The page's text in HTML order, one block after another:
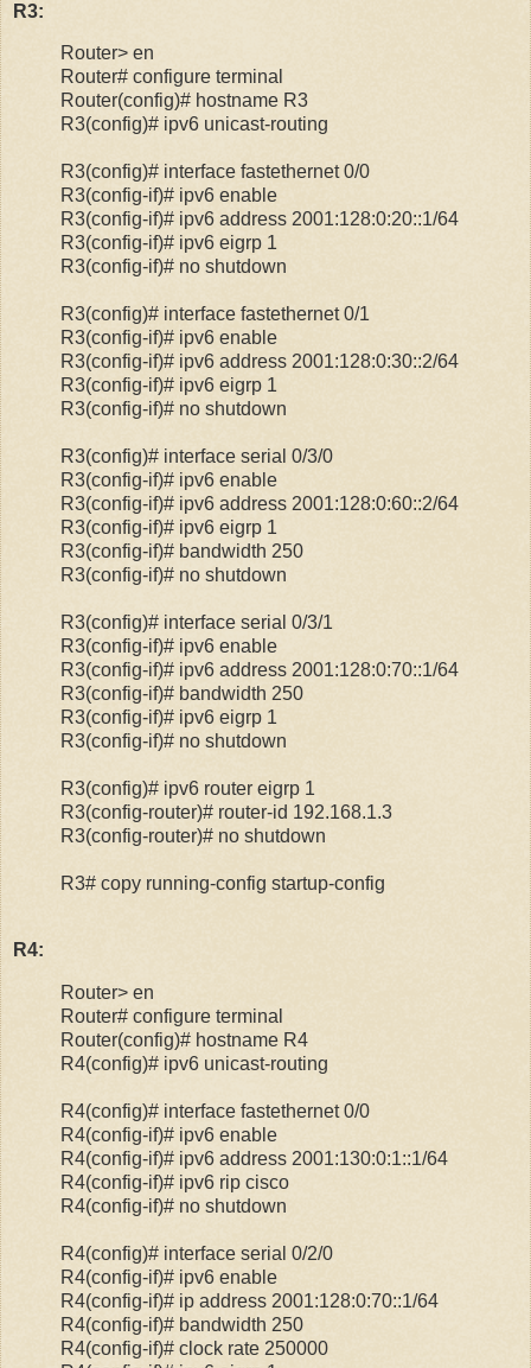
R3:
Router> en
Router# configure terminal
Router(config)# hostname R3
R3(config)# ipv6 unicast-routing
R3(config)# interface fastethernet 0/0
R3(config-if)# ipv6 enable
R3(config-if)# ipv6 address 2001:128:0:20::1/64
R3(config-if)# ipv6 eigrp 1
R3(config-if)# no shutdown
R3(config)# interface fastethernet 0/1
R3(config-if)# ipv6 enable
R3(config-if)# ipv6 address 2001:128:0:30::2/64
R3(config-if)# ipv6 eigrp 1
R3(config-if)# no shutdown
R3(config)# interface serial 0/3/0
R3(config-if)# ipv6 enable
R3(config-if)# ipv6 address 2001:128:0:60::2/64
R3(config-if)# ipv6 eigrp 1
R3(config-if)# bandwidth 250
R3(config-if)# no shutdown
R3(config)# interface serial 0/3/1
R3(config-if)# ipv6 enable
R3(config-if)# ipv6 address 2001:128:0:70::1/64
R3(config-if)# bandwidth 250
R3(config-if)# ipv6 eigrp 1
R3(config-if)# no shutdown
R3(config)# ipv6 router eigrp 1
R3(config-router)# router-id 192.168.1.3
R3(config-router)# no shutdown
R3# copy running-config startup-config
R4:
Router> en
Router# configure terminal
Router(config)# hostname R4
R4(config)# ipv6 unicast-routing
R4(config)# interface fastethernet 0/0
R4(config-if)# ipv6 enable
R4(config-if)# ipv6 address 2001:130:0:1::1/64
R4(config-if)# ipv6 rip cisco
R4(config-if)# no shutdown
R4(config)# interface serial 0/2/0
R4(config-if)# ipv6 enable
R4(config-if)# ip address 2001:128:0:70::1/64
R4(config-if)# bandwidth 250
R4(config-if)# clock rate 250000